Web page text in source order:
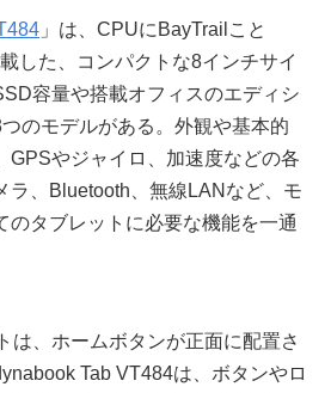
」は、CPUにBayTrailこと
した、コンパクトな8インチサイ
容量や搭載オフィスのエディシ
のモデルがある。外観や基本的
GPSやジャイロ、加速度などの各
ラ、Bluetooth、無線LANなど、モ
のタブレットに必要な機能を一通
、ホームボタンが正面に配置さ
Tab VT484は、ボタンやロ